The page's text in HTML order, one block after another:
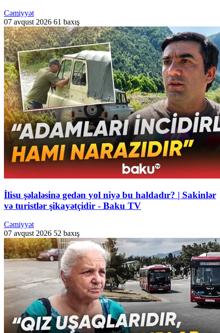
Cəmiyyət
07 avqust 2026 61 baxış
İlisu şəlaləsinə gedən yol niyə bu haldadır? | Sakinlər
və turistlər şikayətçidir - Baku TV
Cəmiyyət
07 avqust 2026 52 baxış